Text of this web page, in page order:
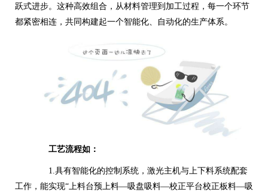
跃式进步。这种高效组合，从材料管理到加工过程，每一个环节
都紧密相连，共同构建起一个智能化、自动化的生产体系。
工艺流程如：
1.具有智能化的控制系统，激光主机与上下料系统配套
工作，能实现“上料台预上料—吸盘吸料—校正平台校正板料—吸